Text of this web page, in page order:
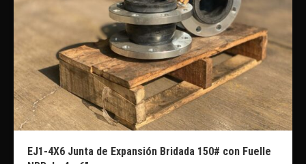
EJ1-4X6 Junta de Expansión Bridada 150# con Fuelle